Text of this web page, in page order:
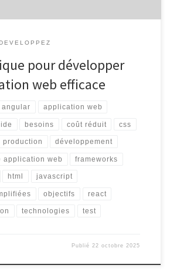
pour développer
web efficace
angular application web
besoins coût réduit css
production développement
application web frameworks
html javascript
objectifs react
technologies test
Publié22 octobre 2025